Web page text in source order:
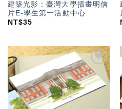
建築光影：臺灣大學插畫明信
片E-學生第一活動中心
NT$35
加入
「願
望輕
單」